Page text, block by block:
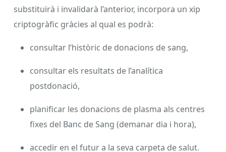
substituirà i invalidarà l’anterior, incorpora un xip
criptogràfic gràcies al qual es podrà:
consultar l’històric de donacions de sang,
consultar els resultats de l’analítica
postdonació,
planificar les donacions de plasma als centres
fixes del Banc de Sang (demanar dia i hora),
accedir en el futur a la seva carpeta de salut.